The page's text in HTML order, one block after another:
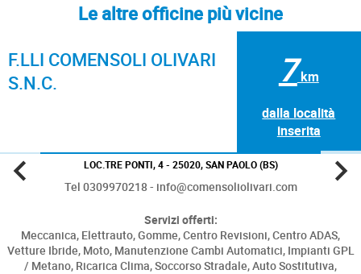
Le altre officine più vicine
F.LLI COMENSOLI OLIVARI
S.N.C.
7km
dalla località
inserita
LOC.TRE PONTI, 4 - 25020, SAN PAOLO (BS)
Tel 0309970218 - info@comensoliolivari.com
Servizi offerti:
Meccanica, Elettrauto,Gomme,Centro Revisioni,Centro ADAS,
Vetture Ibride, Moto, Manutenzione Cambi Automatici, Impianti GPL
/ Metano, Ricarica Clima,Soccorso Stradale,Auto Sostitutiva,